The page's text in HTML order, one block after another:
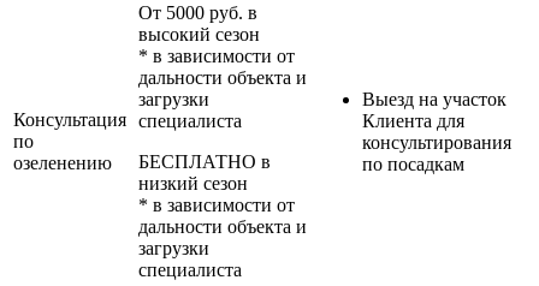
Консультация
по
озеленению
От 5000 руб. в
высокий сезон
* в зависимости от
дальности объекта и
загрузки
специалиста
БЕСПЛАТНО в
низкий сезон
* в зависимости от
дальности объекта и
загрузки
специалиста
Выезд на участок
Клиента для
консультирования
по посадкам